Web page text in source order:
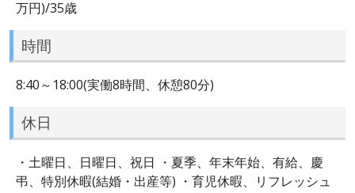
万円)/35歳
時間
8:40～18:00(実働8時間、休憩80分)
休日
・土曜日、日曜日、祝日 ・夏季、年末年始、有給、慶
弔、特別休暇(結婚・出産等) ・育児休暇、リフレッシュ